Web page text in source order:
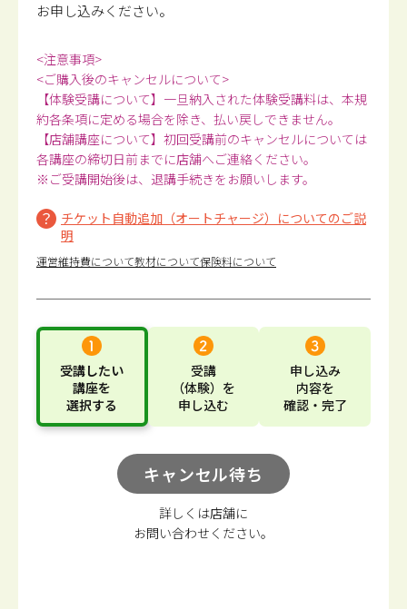
お申し込みください。
<注意事項>
<ご購入後のキャンセルについて>
【体験受講について】一旦納入された体験受講料は、本規
約各条項に定める場合を除き、払い戻しできません。
【店舗講座について】初回受講前のキャンセルについては
各講座の締切日前までに店舗へご連絡ください。
※ご受講開始後は、退講手続きをお願いします。
チケット自動追加（オートチャージ）についてのご説
明
運営維持費について教材について保険料について
受講したい
講座を
選択する
受講
（体験） を
申し込む
申し込み
内容を
確認・完了
キャンセル待ち
詳しくは店舗に
お問い合わせください。